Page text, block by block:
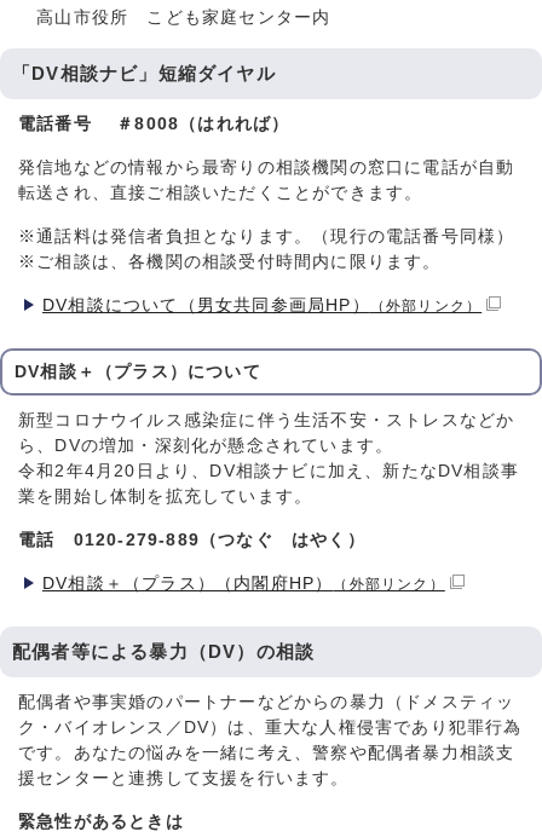
高山市役所 こども家庭センター内
「DV相談ナビ」短縮ダイヤル
電話番号 ＃8008（はれれば）
発信地などの情報から最寄りの相談機関の窓口に電話が自動
転送され、直接ご相談いただくことができます。
※通話料は発信者負担となります。（現行の電話番号同様）
※ご相談は、各機関の相談受付時間内に限ります。
DV相談について（男女共同参画局HP） （外部リンク）
DV相談＋（プラス）について
新型コロナウイルス感染症に伴う生活不安・ストレスなどか
ら、DVの増加・深刻化が懸念されています。
令和2年4月20日より、DV相談ナビに加え、新たなDV相談事
業を開始し体制を拡充しています。
電話 0120-279-889（つなぐ はやく）
DV相談＋（プラス）（内閣府HP） （外部リンク）
配偶者等による暴力（DV）の相談
配偶者や事実婚のパートナーなどからの暴力（ドメスティッ
ク・バイオレンス／DV）は、重大な人権侵害であり犯罪行為
です。あなたの悩みを一緒に考え、警察や配偶者暴力相談支
援センターと連携して支援を行います。
緊急性があるときは